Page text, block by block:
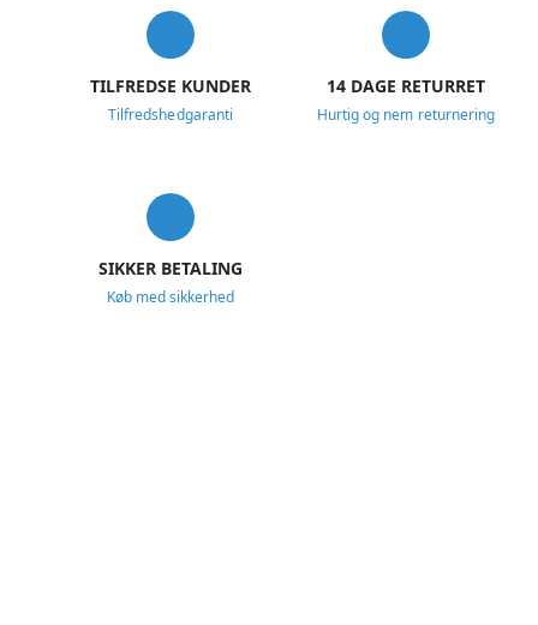
TILFREDSE KUNDER
Tilfredshedgaranti
14 DAGE RETURRET
Hurtig og nem returnering
SIKKER BETALING
Køb med sikkerhed